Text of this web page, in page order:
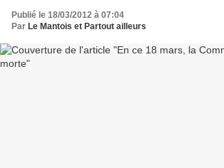
Publié le 18/03/2012 à 07:04
Par Le Mantois et Partout ailleurs